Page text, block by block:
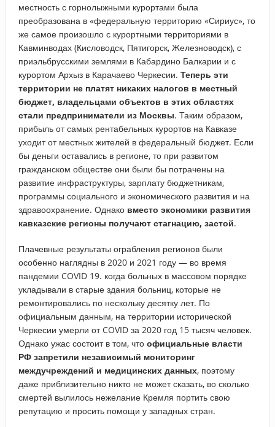
местность с горнолыжными курортами была
преобразована в «федеральную территорию «Сириус», то
же самое произошло с курортными территориями в
Кавминводах (Кисловодск, Пятигорск, Железноводск), с
приэльбрусскими землями в Кабардино Балкарии и с
курортом Архыз в Карачаево Черкесии. Теперь эти
территории не платят никаких налогов в местный
бюджет, владельцами объектов в этих областях
стали предприниматели из Москвы. Таким образом,
прибыль от самых рентабельных курортов на Кавказе
уходит от местных жителей в федеральный бюджет. Если
бы деньги оставались в регионе, то при развитом
гражданском обществе они были бы потрачены на
развитие инфраструктуры, зарплату бюджетникам,
программы социального и экономического развития и на
здравоохранение. Однако вместо экономики развития
кавказские регионы получают стагнацию, застой.
Плачевные результаты ограбления регионов были
особенно наглядны в 2020 и 2021 году — во время
пандемии COVID 19. когда больных в массовом порядке
укладывали в старые здания больниц, которые не
ремонтировались по нескольку десятку лет. По
официальным данным, на территории исторической
Черкесии умерли от COVID за 2020 год 15 тысяч человек.
Однако ужас состоит в том, что официальные власти
РФ запретили независимый мониторинг
междучреждений и медицинских данных, поэтому
даже приблизительно никто не может сказать, во сколько
смертей вылилось нежелание Кремля портить свою
репутацию и просить помощи у западных стран.